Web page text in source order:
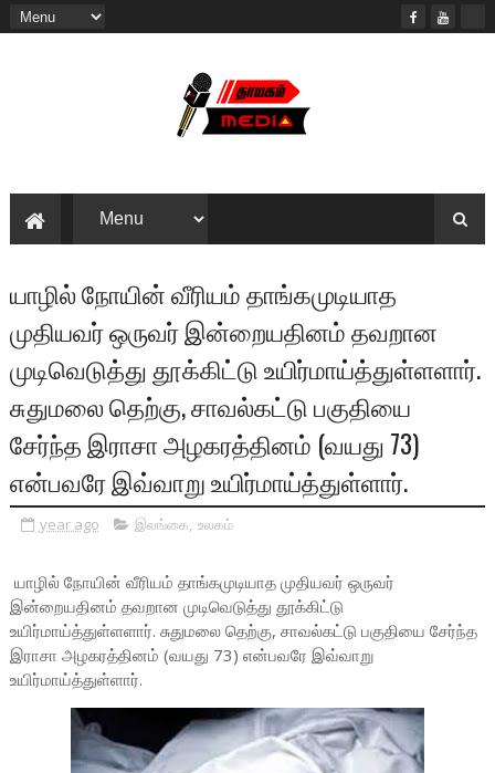
யாழில் நோயின் வீரியம் தாங்கமுடியாத
முதியவர் ஒருவர் இன்றையதினம் தவறான
முடிவெடுத்து தூக்கிட்டு உயிர்மாய்த்துள்ளளார்.
சுதுமலை தெற்கு, சாவல்கட்டு பகுதியை
சேர்ந்த இராசா அழகரத்தினம் (வயது 73)
என்பவரே இவ்வாறு உயிர்மாய்த்துள்ளார்.
year ago இலங்கை, உலகம்
யாழில் நோயின் வீரியம் தாங்கமுடியாத முதியவர் ஒருவர்
இன்றையதினம் தவறான முடிவெடுத்து தூக்கிட்டு
உயிர்மாய்த்துள்ளளார். சுதுமலை தெற்கு, சாவல்கட்டு பகுதியை சேர்ந்த
இராசா அழகரத்தினம் (வயது 73) என்பவரே இவ்வாறு
உயிர்மாய்த்துள்ளார்.